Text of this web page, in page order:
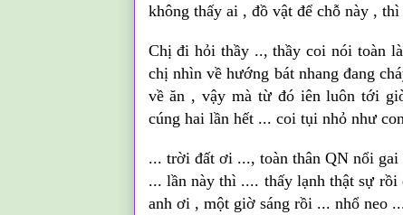
không thấy ai , đồ vật để chỗ này ,
Chị đi hỏi thầy .., thầy coi nói toàn
chị nhìn về hướng bát nhang đang
về ăn , vậy mà từ đó iênluôn tới
cúng hai lần hết ... coi tụi nhỏ như
... trời đất ơi ..., toàn thânQN nổi gai
... lần này thì .... thấy lạnh thật sự rồi
anh ơi , một giờ sáng rồi ... nhổ neo